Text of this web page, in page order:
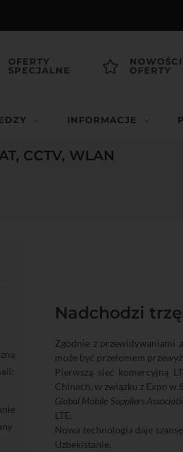
OFERTY
SPECJALNE
NOWOŚCI
OFERTY
INFORMACJE
CCTV, WLAN
Nadchodzi
Zgodnie z przewidywaniami
może być przełomem
Pierwszą sieć komercyjną
Chinach, w związku z Expo w
Global Mobile Suppliers
LTE.
Nowa technologia daje
Uzbekistanie.